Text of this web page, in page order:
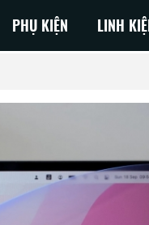
Macbook Air M3
MacBook Pro M2
MacBook Air M2
PHỤ KIỆN LINH